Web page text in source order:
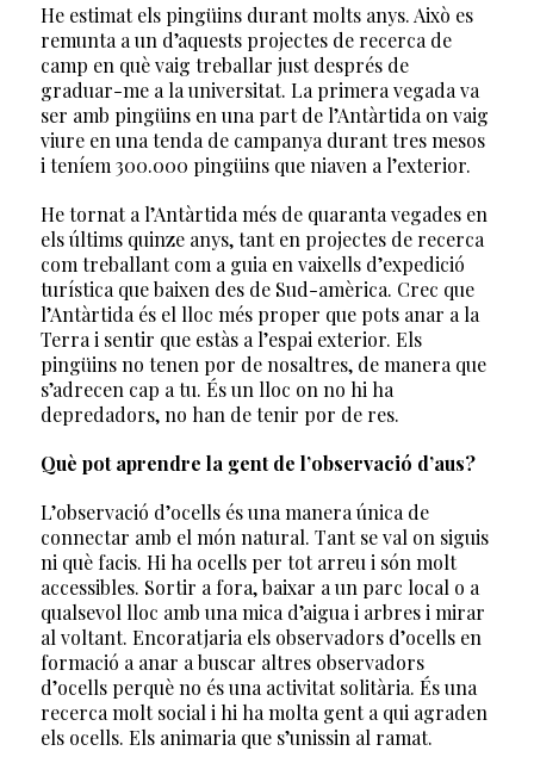
He estimat els pingüins durant molts anys. Això es
remunta a un d’aquests projectes de recerca de
camp en què vaig treballar just després de
graduar-me a la universitat. La primera vegada va
ser amb pingüins en una part de l’Antàrtida on vaig
viure en una tenda de campanya durant tres mesos
i teníem 300.000 pingüins que niaven a l’exterior.
He tornat a l’Antàrtida més de quaranta vegades en
els últims quinze anys, tant en projectes de recerca
com treballant com a guia en vaixells d’expedició
turística que baixen des de Sud-amèrica. Crec que
l’Antàrtida és el lloc més proper que pots anar a la
Terra i sentir que estàs a l’espai exterior. Els
pingüins no tenen por de nosaltres, de manera que
s’adrecen cap a tu. És un lloc on no hi ha
depredadors, no han de tenir por de res.
Què pot aprendre la gent de l’observació d’aus?
L’observació d’ocells és una manera única de
connectar amb el món natural. Tant se val on siguis
ni què facis. Hi ha ocells per tot arreu i són molt
accessibles. Sortir a fora, baixar a un parc local o a
qualsevol lloc amb una mica d’aigua i arbres i mirar
al voltant. Encoratjaria els observadors d’ocells en
formació a anar a buscar altres observadors
d’ocells perquè no és una activitat solitària. És una
recerca molt social i hi ha molta gent a qui agraden
els ocells. Els animaria que s’unissin al ramat.